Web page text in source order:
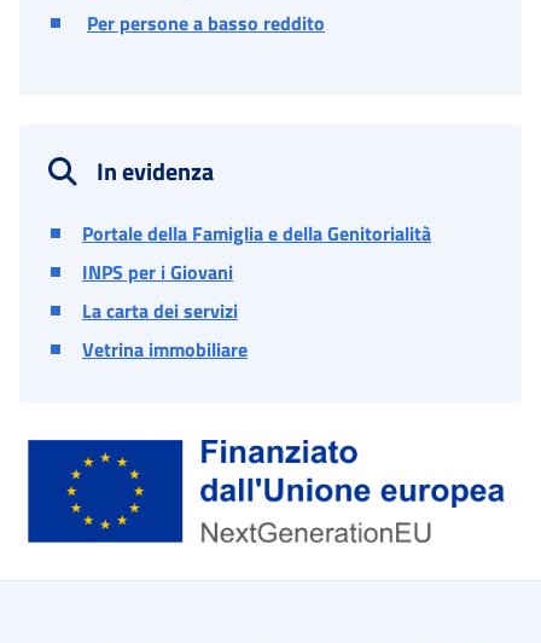
Per persone a basso reddito
In evidenza
Portale della Famiglia e della Genitorialità
INPS per i Giovani
La carta dei servizi
Vetrina immobiliare